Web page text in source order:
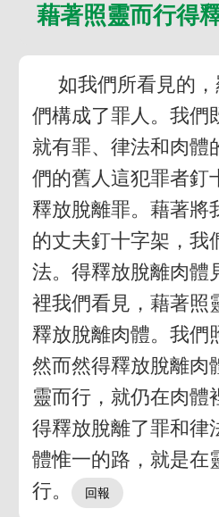
藉著照靈而行得
如我們所看見的
們構成了罪人。我們
就有罪、律法和肉體
們的舊人這犯罪者釘
釋放脫離罪。藉著將
的丈夫釘十字架，我
法。得釋放脫離肉體
裡我們看見，藉著照
釋放脫離肉體。我們
然而然得釋放脫離肉
靈而行，就仍在肉體
得釋放脫離了罪和律
體惟一的路，就是在
行。